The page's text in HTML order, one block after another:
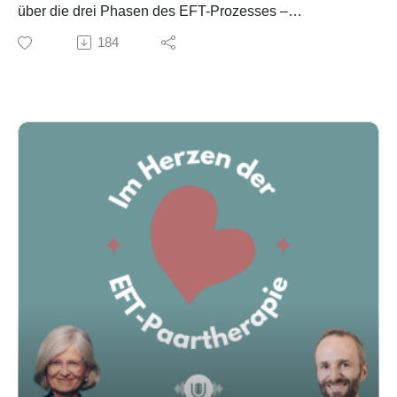
Rückzügler eingebunden wird09:45 Erste emotionale
Schritte 5–7: Kernemotionen, Akzeptanz &
nicht ganz reicht27:18 Schlüsselsitzungen &
organischer Prozess in Phase 229:51 Warum längere
Abstände zwischen Sitzungen sinnvoll sein können
Paartherapie, EFT, Phase 2, Bindung, Verletzlichkeit,
Rückzug, Verfolgung, emotionale Sicherheit,
über die drei Phasen des EFT-Prozesses –
Deeskalation, Vertiefung und Integration – und
besonders über den sensiblen Übergang von Phase 1
warum braucht Phase 1 oft viel länger, als viele
Therapeut denken?
Die beiden sprechen über Wiederholung, Allianz,
Bindungsrahmen, Schutzmuster und die Bedeutung
von kleinen Erfahrungen im Alltag. Sie zeigen, warum
der Weg in die Tiefe nicht linear verläuft und weshalb
es in EFT weniger um Schnelligkeit als um genügend
Eine Folge über Geduld, Prozessvertrauen und die
Kunst, Paare langsam in neue Bindungserfahrungen
zu begleiten.
184